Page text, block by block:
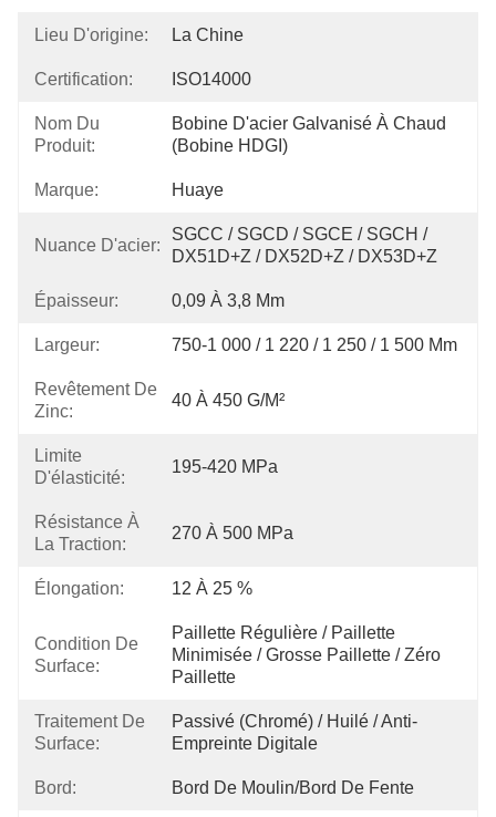
Lieu D'origine: La Chine
Certification: ISO14000
Nom Du
Produit:
Bobine D'acier Galvanisé À Chaud
(bobine HDGI)
Marque: Huaye
Nuance D'acier:
SGCC / SGCD / SGCE / SGCH /
DX51D+Z / DX52D+Z / DX53D+Z
Épaisseur: 0,09 À 3,8 Mm
Largeur: 750-1 000 / 1 220 / 1 250 / 1 500 Mm
Revêtement De
Zinc:
40 À 450 G/m²
Limite
D'élasticité:
195-420 MPa
Résistance À
La Traction:
270 À 500 MPa
Élongation: 12 À 25 %
Condition De
Surface:
Paillette Régulière / Paillette
Minimisée / Grosse Paillette / Zéro
Paillette
Traitement De
Surface:
Passivé (Chromé) / Huilé / Anti-
Empreinte Digitale
Bord: Bord De Moulin/bord De Fente